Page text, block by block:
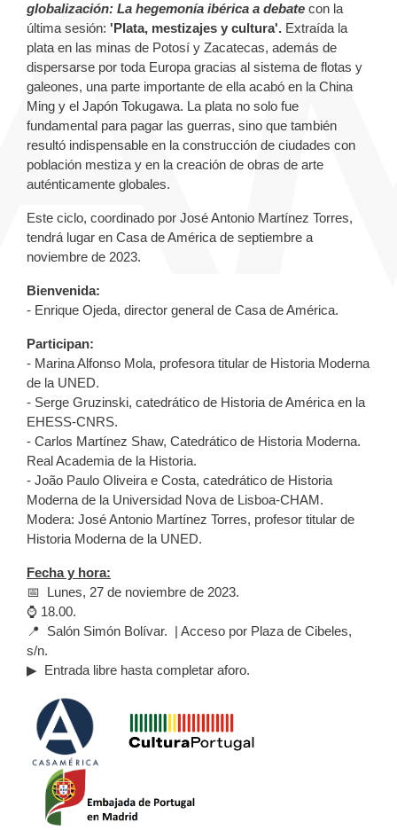
globalización: La hegemonía ibérica a debate con la
última sesión: 'Plata, mestizajes y cultura'. Extraída la
plata en las minas de Potosí y Zacatecas, además de
dispersarse por toda Europa gracias al sistema de flotas y
galeones, una parte importante de ella acabó en la China
Ming y el Japón Tokugawa. La plata no solo fue
fundamental para pagar las guerras, sino que también
resultó indispensable en la construcción de ciudades con
población mestiza y en la creación de obras de arte
auténticamente globales.
Este ciclo, coordinado por José Antonio Martínez Torres,
tendrá lugar en Casa de América de septiembre a
noviembre de 2023.
Bienvenida:
- Enrique Ojeda, director general de Casa de América.
Participan:
- Marina Alfonso Mola, profesora titular de Historia Moderna
de la UNED.
- Serge Gruzinski, catedrático de Historia de América en la
EHESS-CNRS.
- Carlos Martínez Shaw, Catedrático de Historia Moderna.
Real Academia de la Historia.
- João Paulo Oliveira e Costa, catedrático de Historia
Moderna de la Universidad Nova de Lisboa-CHAM.
Modera: José Antonio Martínez Torres, profesor titular de
Historia Moderna de la UNED.
Fecha y hora:
📅 Lunes, 27 de noviembre de 2023.
⌚ 18.00.
📍 Salón Simón Bolívar. | Acceso por Plaza de Cibeles,
s/n.
▶ Entrada libre hasta completar aforo.